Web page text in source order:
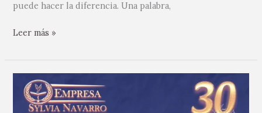
puede hacer la diferencia. Una palabra,
Leer más »
Felicitaciones
nuestra